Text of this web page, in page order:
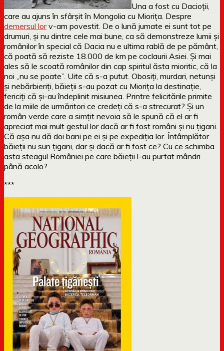
Una a fost cu Dacioții,
care au ajuns în sfârșit în Mongolia cu Miorița. Despre
demersul lorv-am povestit. De o lună jumate ei sunt tot pe
drumuri, și nu dintre cele mai bune, ca să demonstreze lumii și
românilor în special că Dacia nu e ultima rablă de pe pământ,
că poată să reziste 18.000 de km pe coclaurii Asiei. Și mai
ales să le scoată românilor din cap spiritul ăsta mioritic, că la
noi „nu se poate”. Uite că s-a putut. Obosiți, murdari, netunși
și nebărbieriți, băieții s-au pozat cu Miorița la destinație,
fericiți că și-au îndeplinit misiunea. Printre felicitările primite
de la miile de urmăritori ce credeți că s-a strecurat? Și un
român verde care a simțit nevoia să le spună că el ar fi
apreciat mai mult gestul lor dacă ar fi fost români și nu țigani.
Că așa nu dă doi bani pe ei și pe expediția lor. Întâmplător
băieții nu sun țigani, dar și dacă ar fi fost ce? Cu ce schimba
asta steagul României pe care băieții l-au purtat mândri
până acolo?
***